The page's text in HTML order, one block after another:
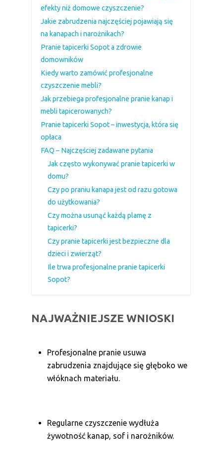
efekty niż domowe czyszczenie?
Jakie zabrudzenia najczęściej pojawiają się
na kanapach i narożnikach?
Pranie tapicerki Sopot a zdrowie
domowników
Kiedy warto zamówić profesjonalne
czyszczenie mebli?
Jak przebiega profesjonalne pranie kanap i
mebli tapicerowanych?
Pranie tapicerki Sopot – inwestycja, która się
opłaca
FAQ – Najczęściej zadawane pytania
Jak często wykonywać pranie tapicerki w
domu?
Czy po praniu kanapa jest od razu gotowa
do użytkowania?
Czy można usunąć każdą plamę z
tapicerki?
Czy pranie tapicerki jest bezpieczne dla
dzieci i zwierząt?
Ile trwa profesjonalne pranie tapicerki
Sopot?
NAJWAŻNIEJSZE WNIOSKI
Profesjonalne pranie usuwa
zabrudzenia znajdujące się głęboko we
włóknach materiału.
Regularne czyszczenie wydłuża
żywotność kanap, sof i narożników.